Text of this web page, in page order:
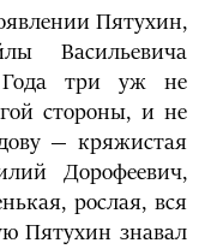
Пятухин,
Васильевича
Года три уж не
стороны, и не
— кряжистая
Дорофеевич,
рослая, вся
Пятухин знавал